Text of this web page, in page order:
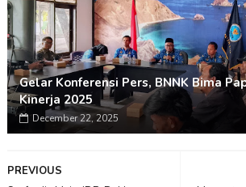
Gelar Konferensi Pers, BNNK Bima
Kinerja 2025
December 22, 2025
PREVIOUS